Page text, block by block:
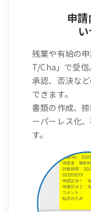
申
残業や有給の
T/Cha」で受信
承認、否決な
できます。
書類の作成、
ーパーレス化
す。